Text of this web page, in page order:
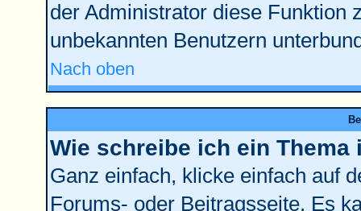
der Administrator diese Funktion
unbekannten Benutzern
Nach oben
Wie schreibe ich ein Thema
Ganz einfach, klicke einfach auf
Forums- oder Beitragsseite. Es